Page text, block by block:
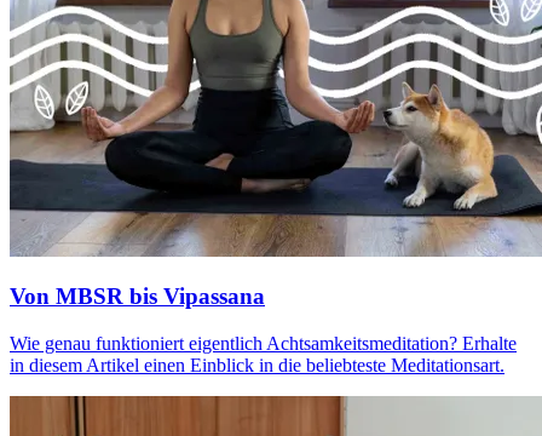
Von MBSR bis Vipassana
Wie genau funk­tio­niert eigent­lich Acht­sam­keits­me­di­ta­tion? Erhalte
in diesem Artikel einen Ein­blick in die belieb­teste Medi­ta­ti­ons­art.